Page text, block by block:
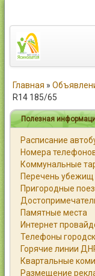
Город
Статьи
Каталог
Справочник
Работа
Объявления
Помощь
Главная »
R14 185/65
Полезная
Расписание
Номера
Коммунальные
Перечень убежищ
Пригородные
Памятные места
Интернет
Телефоны
Горячие линии
Квартальные
Размещение